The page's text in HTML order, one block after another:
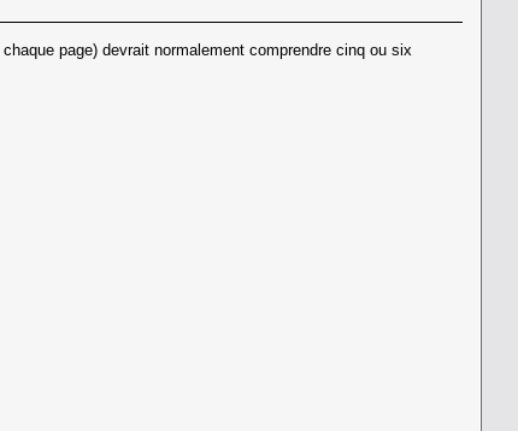
page) devrait normalement comprendre cinq ou six